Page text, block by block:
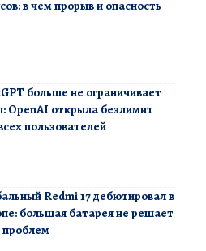
в чем прорыв и опасность
больше не ограничивает
OpenAI открыла безлимит
пользователей
Redmi 17 дебютировал в
большая батарея не решает
проблем